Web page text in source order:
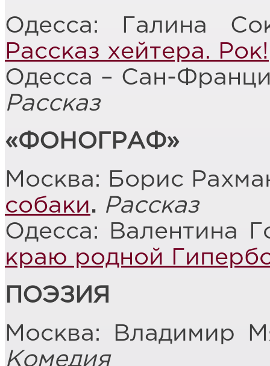
Одесса: Галина
Рассказ хейтера. Рок!
Одесса – Сан-
Рассказ
«ФОНОГРАФ»
Москва: Борис
собаки. Рассказ
Одесса: Валентина
краю родной
ПОЭЗИЯ
Москва: Владимир
Комедия